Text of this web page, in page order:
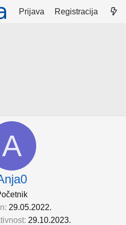
Prijava Registracija
A
29.05.2022.
29.10.2023.